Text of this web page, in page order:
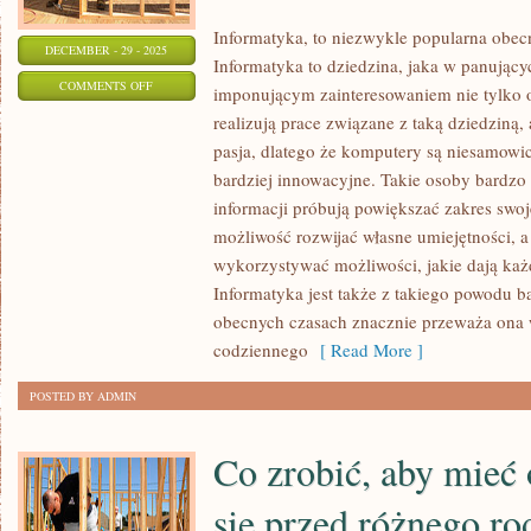
DECEMBER - 29 - 2025
COMMENTS OFFON
INFORMATYKA,
NIEZWYKLE
POPULARNA
DZIEDZINA
CZŁOWIEKA
Informatyka, to niezwykle popularna
Informatyka to dziedzina, jaka w
imponującym zainteresowaniem nie tylko
realizują prace związane z taką
pasja, dlatego że komputery są
bardziej innowacyjne. Takie osoby bardzo
informacji próbują powiększać zakres
możliwość rozwijać własne umiejętności,
wykorzystywać możliwości, jakie dają
Informatyka jest także z takiego powodu
obecnych czasach znacznie przeważa
codziennego [ Read More ]
POSTED BY ADMIN
Co zrobić, aby